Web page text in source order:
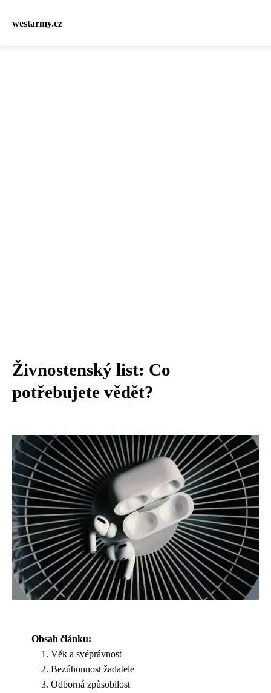
westarmy.cz
Živnostenský list: Co
potřebujete vědět?
Obsah článku:
Věk a svéprávnost
Bezúhonnost žadatele
Odborná způsobilost